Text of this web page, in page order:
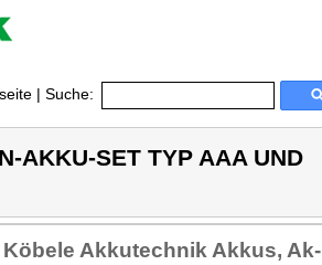
| Suche:
SET TYP AAA UND
Kö­be­le Ak­ku­tech­nik Ak­kus, Ak­